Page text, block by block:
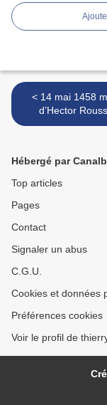
< 14 mai 1458 meurtre
d’Hector
procureur du
Barret
Hébergé par
Top articles
Pages
Contact
Signaler un abus
C.G.U.
Cookies et données
Préférences cookies
Voir le profil de